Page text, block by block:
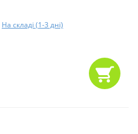
На складі (1-3 дні)